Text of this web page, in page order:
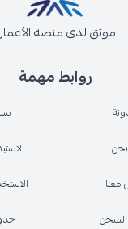
روابط مهمة
معنا
موثق لدى منصة